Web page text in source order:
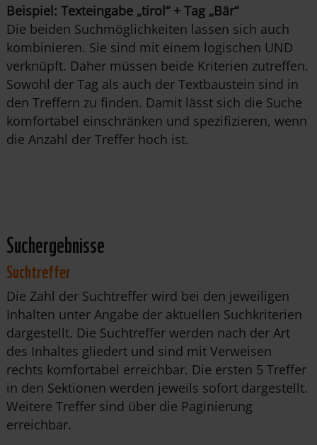
Beispiel: Texteingabe „tirol“ + Tag „Bär“
Die beiden Suchmöglichkeiten lassen sich auch
kombinieren. Sie sind mit einem logischen UND
verknüpft. Daher müssen beide Kriterien zutreffen.
Sowohl der Tag als auch der Textbaustein sind in
den Treffern zu finden. Damit lässt sich die Suche
komfortabel einschränken und spezifizieren, wenn
die Anzahl der Treffer hoch ist.
Suchergebnisse
Suchtreffer
Die Zahl der Suchtreffer wird bei den jeweiligen
Inhalten unter Angabe der aktuellen Suchkriterien
dargestellt. Die Suchtreffer werden nach der Art
des Inhaltes gliedert und sind mit Verweisen
rechts komfortabel erreichbar. Die ersten 5 Treffer
in den Sektionen werden jeweils sofort dargestellt.
Weitere Treffer sind über die Paginierung
erreichbar.